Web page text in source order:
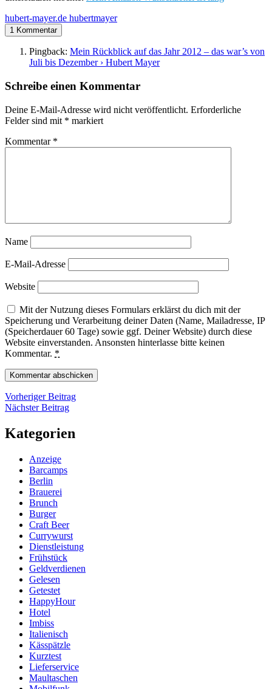
hubert-mayer.de hubertmayer
1 Kommentar
Pingback: Mein Rückblick auf das Jahr 2012 – das war’s von
Juli bis Dezember › Hubert Mayer
Schreibe einen Kommentar
Deine E-Mail-Adresse wird nicht veröffentlicht. Erforderliche
Felder sind mit * markiert
Kommentar *
Name
E-Mail-Adresse
Website
Mit der Nutzung dieses Formulars erklärst du dich mit der
Speicherung und Verarbeitung deiner Daten (Name, Mailadresse, IP
(Speicherdauer 60 Tage) sowie ggf. Deiner Website) durch diese
Website einverstanden. Ansonsten hinterlasse bitte keinen
Kommentar. *
Beitragsnavigation
Vorheriger BeitragVorheriger
Nächster BeitragNächster
Kategorien
Anzeige
Barcamps
Berlin
Brauerei
Brunch
Burger
Craft Beer
Currywurst
Dienstleistung
Frühstück
Geldverdienen
Gelesen
Getestet
HappyHour
Hotel
Imbiss
Italienisch
Kässpätzle
Kurztest
Lieferservice
Maultaschen